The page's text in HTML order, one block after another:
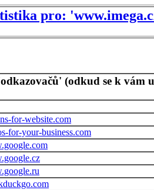
pro:
(odkud se k vám
for-website.com
for-your-business.com